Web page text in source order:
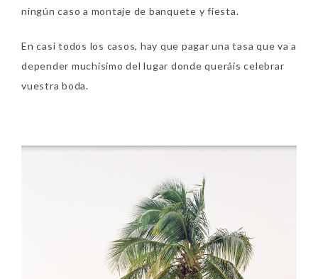
ningún caso a montaje de banquete y fiesta.
En casi todos los casos, hay que pagar una tasa que va a
depender muchísimo del lugar donde queráis celebrar
vuestra boda.